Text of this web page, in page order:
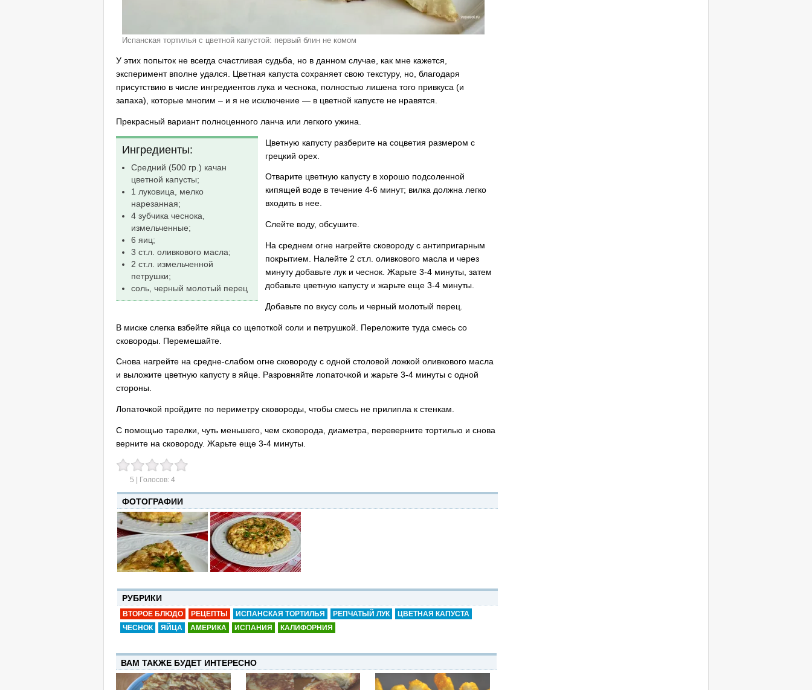
Испанская тортилья с цветной капустой: первый блин не комом
У этих попыток не всегда счастливая судьба, но в данном случае, как мне кажется,
эксперимент вполне удался. Цветная капуста сохраняет свою текстуру, но, благодаря
присутствию в числе ингредиентов лука и чеснока, полностью лишена того привкуса (и
запаха), которые многим – и я не исключение — в цветной капусте не нравятся.
Прекрасный вариант полноценного ланча или легкого ужина.
Ингредиенты:
Средний (500 гр.) качан
цветной капусты;
1 луковица, мелко
нарезанная;
4 зубчика чеснока,
измельченные;
6 яиц;
3 ст.л. оливкового масла;
2 ст.л. измельченной
петрушки;
соль, черный молотый перец
Цветную капусту разберите на соцветия размером с
грецкий орех.
Отварите цветную капусту в хорошо подсоленной
кипящей воде в течение 4-6 минут; вилка должна легко
входить в нее.
Слейте воду, обсушите.
На среднем огне нагрейте сковороду с антипригарным
покрытием. Налейте 2 ст.л. оливкового масла и через
минуту добавьте лук и чеснок. Жарьте 3-4 минуты, затем
добавьте цветную капусту и жарьте еще 3-4 минуты.
Добавьте по вкусу соль и черный молотый перец.
В миске слегка взбейте яйца со щепоткой соли и петрушкой. Переложите туда смесь со
сковороды. Перемешайте.
Снова нагрейте на средне-слабом огне сковороду с одной столовой ложкой оливкового масла
и выложите цветную капусту в яйце. Разровняйте лопаточкой и жарьте 3-4 минуты с одной
стороны.
Лопаточкой пройдите по периметру сковороды, чтобы смесь не прилипла к стенкам.
С помощью тарелки, чуть меньшего, чем сковорода, диаметра, переверните тортилью и снова
верните на сковороду. Жарьте еще 3-4 минуты.
5 | Голосов: 4
ФОТОГРАФИИ
РУБРИКИ
ВТОРОЕ БЛЮДО РЕЦЕПТЫ ИСПАНСКАЯ ТОРТИЛЬЯ РЕПЧАТЫЙ ЛУК
ЦВЕТНАЯ КАПУСТА
ЧЕСНОК
ЯЙЦА АМЕРИКА ИСПАНИЯ КАЛИФОРНИЯ
ВАМ ТАКЖЕ БУДЕТ ИНТЕРЕСНО